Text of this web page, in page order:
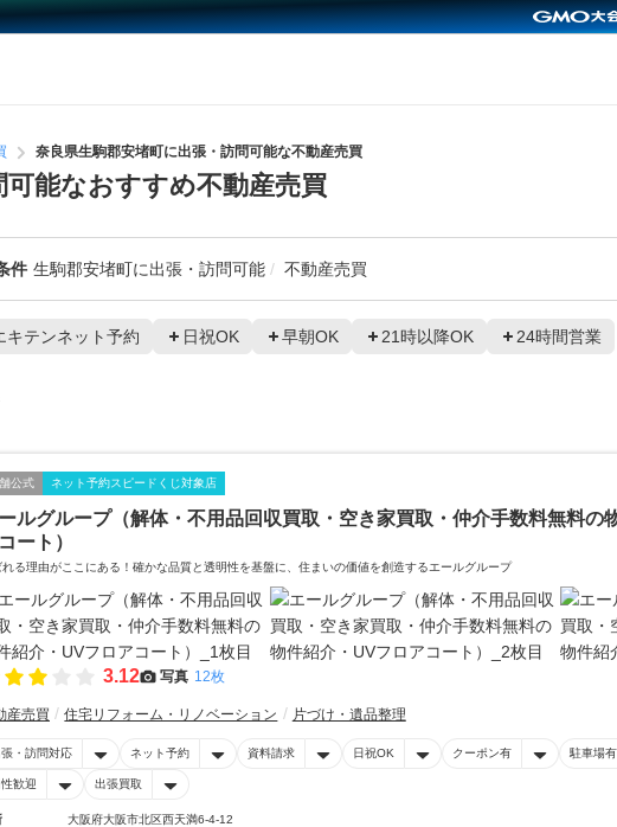
奈良県生駒郡安堵町に出張・訪問可能な不動産売買
能なおすすめ不動産売買
件 生駒郡安堵町に出張・訪問可能 不動産売買
キテンネット予約 日祝OK 早朝OK 21時以降OK 24時間営業
公式 ネット予約スピードくじ対象店
ルグループ（解体・不用品回収買取・空き家買取・仲介手数料無料の
ート）
れる理由がここにある！確かな品質と透明性を基盤に、住まいの価値を創造するエールグループ
3.12 写真 12枚
産売買 住宅リフォーム・リノベーション 片づけ・遺品整理
・訪問対応 ネット予約 資料請求 日祝OK クーポン有 駐車場有
性歓迎 出張買取
大阪府大阪市北区西天満6-4-12